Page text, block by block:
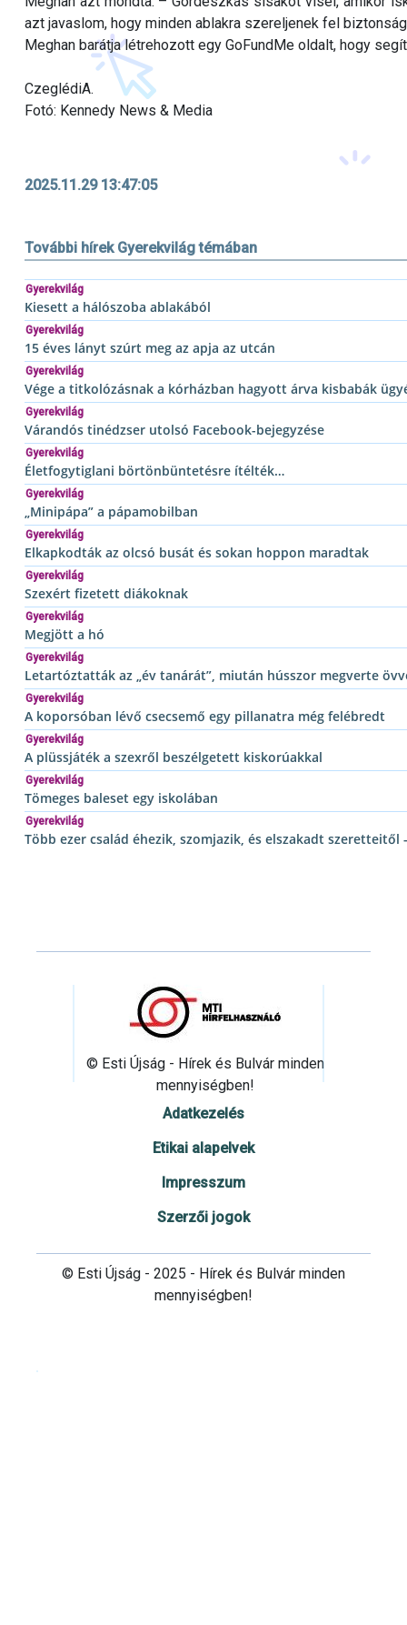
azt javaslom, hogy minden ablakra szereljenek fel
Meghan barátja létrehozott egy GoFundMe oldalt, hogy
CzeglédiA.
Fotó: Kennedy News & Media
2025.11.29 13:47:05
További hírek Gyerekvilág témában
Gyerekvilág
Kiesett a hálószoba ablakából
Gyerekvilág
15 éves lányt szúrt meg az apja az utcán
Gyerekvilág
Vége a titkolózásnak a kórházban hagyott árva kisbabák
Gyerekvilág
Várandós tinédzser utolsó Facebook-bejegyzése
Gyerekvilág
Életfogytiglani börtönbüntetésre ítélték…
Gyerekvilág
„Minipápa” a pápamobilban
Gyerekvilág
Elkapkodták az olcsó busát és sokan hoppon maradtak
Gyerekvilág
Szexért fizetett diákoknak
Gyerekvilág
Megjött a hó
Gyerekvilág
Letartóztatták az „év tanárát”, miután hússzor megverte
Gyerekvilág
A koporsóban lévő csecsemő egy pillanatra még felébredt
Gyerekvilág
A plüssjáték a szexről beszélgetett kiskorúakkal
Gyerekvilág
Tömeges baleset egy iskolában
Gyerekvilág
Több ezer család éhezik, szomjazik, és elszakadt szeretteitől
© Esti Újság - Hírek és Bulvár minden
mennyiségben!
Adatkezelés
Etikai alapelvek
Impresszum
Szerzői jogok
© Esti Újság - 2025 - Hírek és Bulvár minden
mennyiségben!